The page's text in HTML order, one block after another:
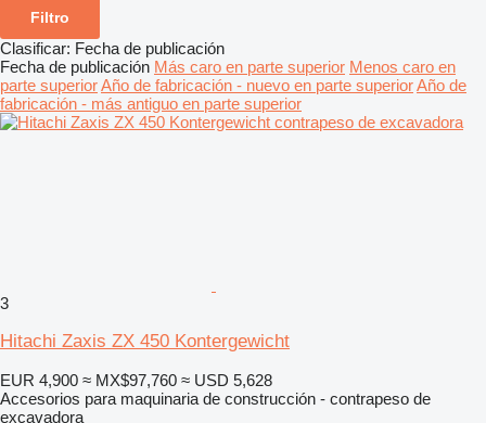
Filtro
Clasificar: Fecha de publicación
Fecha de publicación Más caro en parte superior Menos caro en
parte superiorAño de fabricación - nuevo en parte superiorAño de
fabricación - más antiguo en parte superior
3
Hitachi Zaxis ZX 450 Kontergewicht
EUR 4,900 ≈ MX$97,760 ≈ USD 5,628
Accesorios para maquinaria de construcción - contrapeso de
excavadora